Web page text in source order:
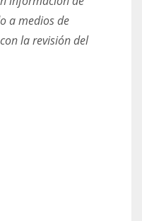
a medios de
la revisión del